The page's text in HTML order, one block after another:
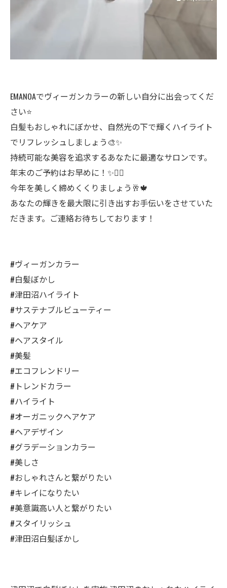
EMANOAでヴィーガンカラーの新しい自分に出会ってくだ
さい⭐️
白髪もおしゃれにぼかせ、自然光の下で輝くハイライト
でリフレッシュしましょう🎨✨
持続可能な美容を追求するあなたに最適なサロンです。
年末のご予約はお早めに！✨💇‍♀️
今年を美しく締めくくりましょう🥂🍁
あなたの輝きを最大限に引き出すお手伝いをさせていた
だきます。ご連絡お待ちしております！
#ヴィーガンカラー
#白髪ぼかし
#津田沼ハイライト
#サステナブルビューティー
#ヘアケア
#ヘアスタイル
#美髪
#エコフレンドリー
#トレンドカラー
#ハイライト
#オーガニックヘアケア
#ヘアデザイン
#グラデーションカラー
#美しさ
#おしゃれさんと繋がりたい
#キレイになりたい
#美意識高い人と繋がりたい
#スタイリッシュ
#津田沼白髪ぼかし